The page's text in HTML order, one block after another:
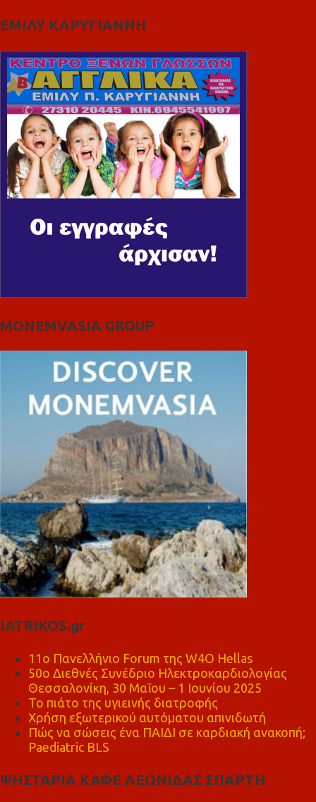
ΕΜΙΛΥ ΚΑΡΥΓΙΑΝΝΗ
MONEMVASIA GROUP
IATRIKOS.gr
11ο Πανελλήνιο Forum της W4O Hellas
50ο Διεθνές Συνέδριο Ηλεκτροκαρδιολογίας
Θεσσαλονίκη, 30 Μαΐου – 1 Ιουνίου 2025
Το πιάτο της υγιεινής διατροφής
Χρήση εξωτερικού αυτόματου απινιδωτή
Πώς να σώσεις ένα ΠΑΙΔΙ σε καρδιακή ανακοπή;
Paediatric BLS
ΨΗΣΤΑΡΙΑ ΚΑΦΕ ΛΕΩΝΙΔΑΣ ΣΠΑΡΤΗ